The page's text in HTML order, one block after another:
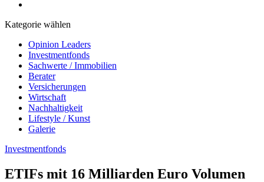
Kategorie wählen
Opinion Leaders
Investmentfonds
Sachwerte / Immobilien
Berater
Versicherungen
Wirtschaft
Nachhaltigkeit
Lifestyle / Kunst
Galerie
Investmentfonds
ETIFs mit 16 Milliarden Euro Volumen